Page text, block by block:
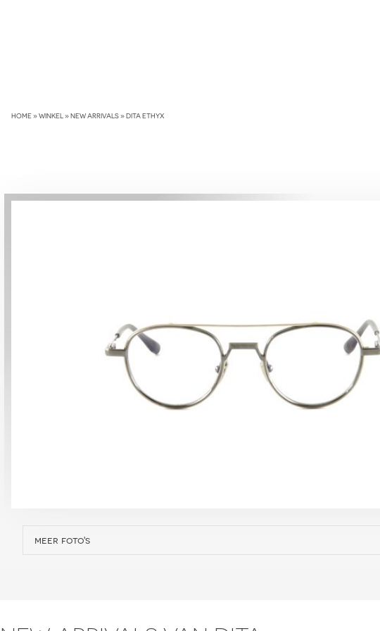
HOME»WINKEL »NEW ARRIVALS»DITA ETHYX
meer foto's